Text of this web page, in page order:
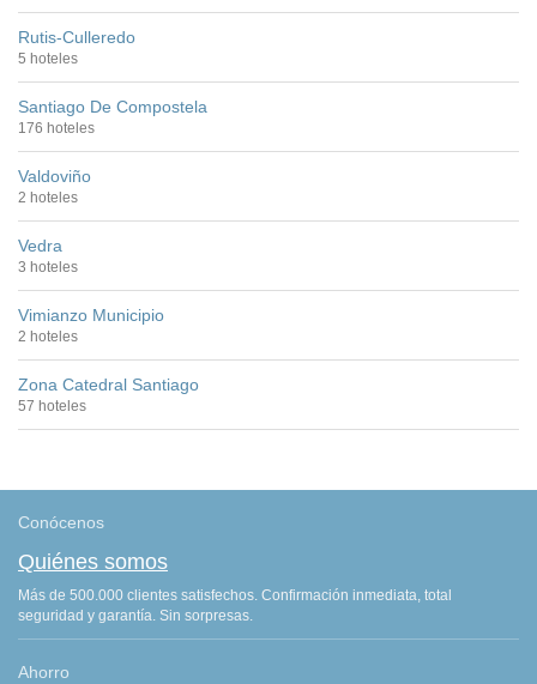
Rutis-Culleredo
5 hoteles
Santiago De Compostela
176 hoteles
Valdoviño
2 hoteles
Vedra
3 hoteles
Vimianzo Municipio
2 hoteles
Zona Catedral Santiago
57 hoteles
Conócenos
Quiénes somos
Más de 500.000 clientes satisfechos. Confirmación inmediata, total
seguridad y garantía. Sin sorpresas.
Ahorro